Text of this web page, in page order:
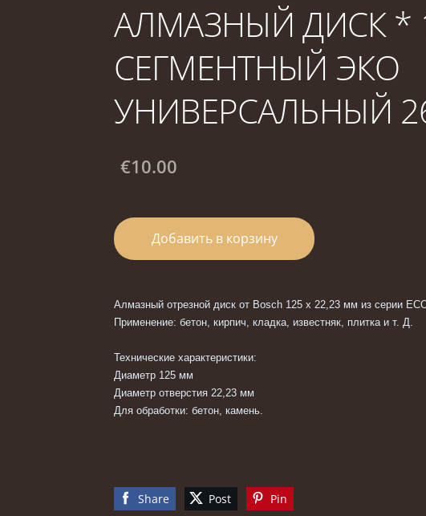
АЛМАЗНЫЙ ДИСК *
СЕГМЕНТНЫЙ ЭКО
УНИВЕРСАЛЬНЫЙ
€10.00
Добавить в корзину
Алмазный отрезной диск от Bosch 125 x 22,23 мм из серии
Применение: бетон, кирпич, кладка, известняк, плитка и т. Д.
Технические характеристики:
Диаметр 125 мм
Диаметр отверстия 22,23 мм
Для обработки: бетон, камень.
Share Post Pin